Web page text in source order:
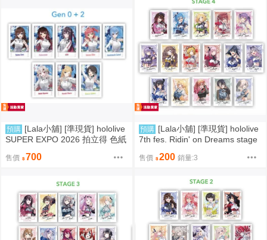
預購 [Lala小舖] [準現貨] hololive
SUPER EXPO 2026 拍立得 色紙
星街彗星 櫻巫女 AZKi 百鬼綾目
售價 700
預購 [Lala小舖] [準現貨] hololive
7th fes. Ridin' on Dreams stage
綺·羅森塔爾寶鐘瑪琳常闇永遠M
u Nerissa 音乃瀨奏 一條莉莉華
儒烏風亭螺
售價 200 銷量:3